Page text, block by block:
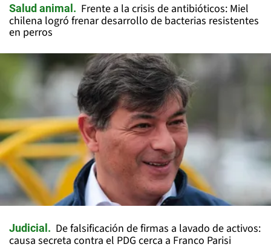
Salud animal
Frente a la crisis de antibióticos: Miel
chilena logró frenar desarrollo de bacterias resistentes
en perros
Judicial
De falsificación de firmas a lavado de activos:
causa secreta contra el PDG cerca a Franco Parisi